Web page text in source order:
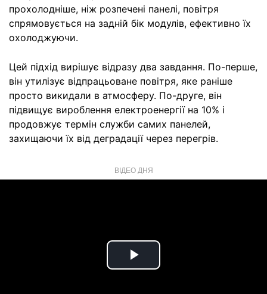
прохолодніше, ніж розпечені панелі, повітря
спрямовується на задній бік модулів, ефективно їх
охолоджуючи.
Цей підхід вирішує відразу два завдання. По-перше,
він утилізує відпрацьоване повітря, яке раніше
просто викидали в атмосферу. По-друге, він
підвищує вироблення електроенергії на 10% і
продовжує термін служби самих панелей,
захищаючи їх від деградації через перегрів.
ВІДЕО ДНЯ
Play